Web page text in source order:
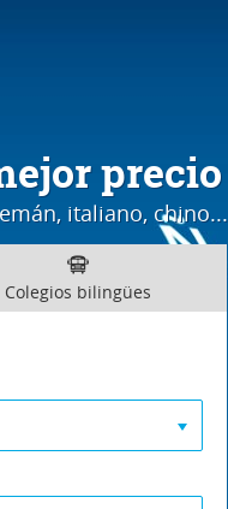
precio
italiano, chino...
Colegios bilingües